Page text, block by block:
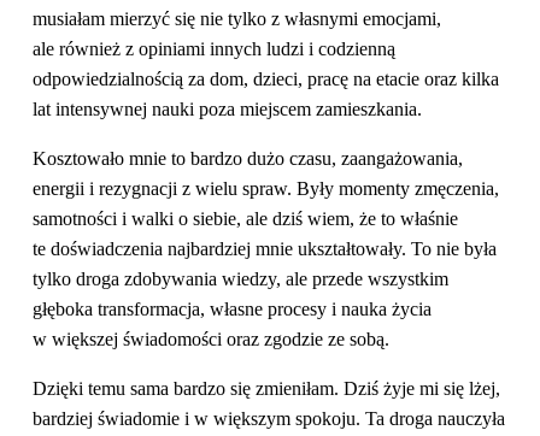
musiałam mierzyć się nie tylko z własnymi emocjami,
ale również z opiniami innych ludzi i codzienną
odpowiedzialnością za dom, dzieci, pracę na etacie oraz kilka
lat intensywnej nauki poza miejscem zamieszkania.
Kosztowało mnie to bardzo dużo czasu, zaangażowania,
energii i rezygnacji z wielu spraw. Były momenty zmęczenia,
samotności i walki o siebie, ale dziś wiem, że to właśnie
te doświadczenia najbardziej mnie ukształtowały. To nie była
tylko droga zdobywania wiedzy, ale przede wszystkim
głęboka transformacja, własne procesy i nauka życia
w większej świadomości oraz zgodzie ze sobą.
Dzięki temu sama bardzo się zmieniłam. Dziś żyje mi się lżej,
bardziej świadomie i w większym spokoju. Ta droga nauczyła